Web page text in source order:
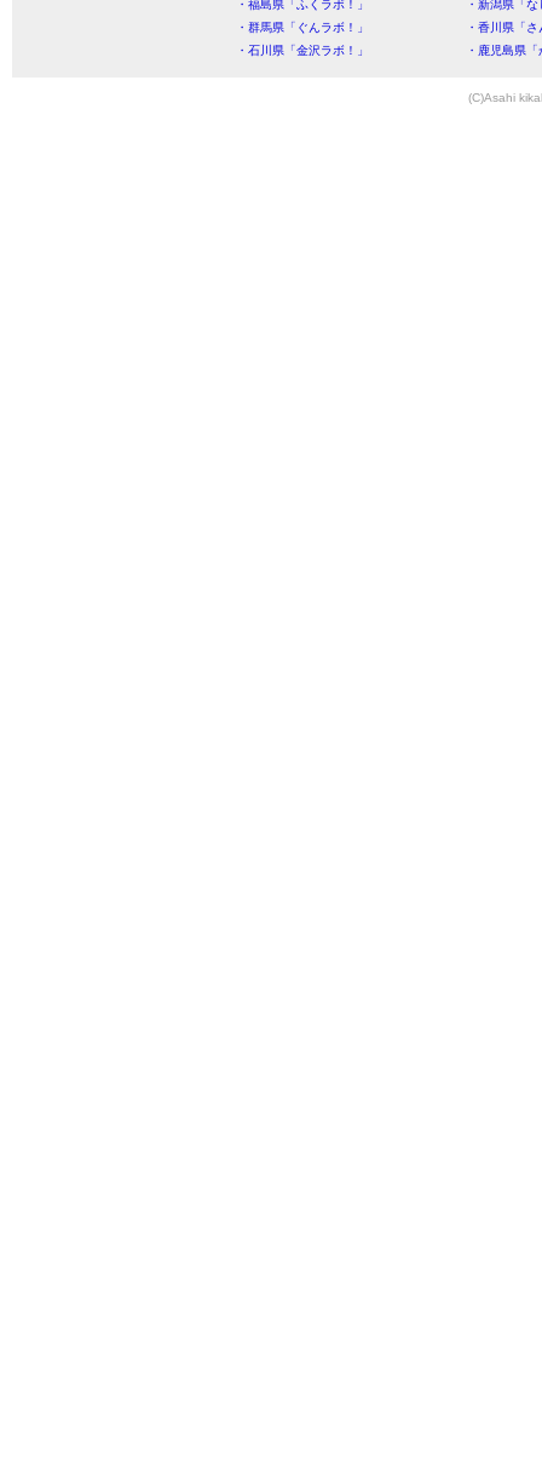
・福島県「ふくラボ！」
・新潟県「
・群馬県「ぐんラボ！」
・香川県「
・石川県「金沢ラボ！」
・鹿児島県
(C)Asahi